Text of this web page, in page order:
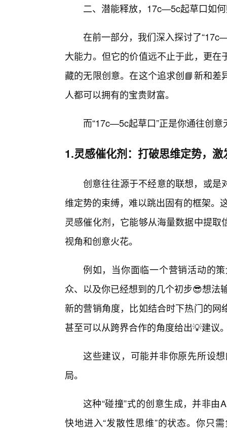
二、潜能释放，17c—5c起草口如
在前一部分，我们深入探讨了
大能力。但它的价值远不止于此，更
藏的无限创意。在这个追求创📘新和
人都可以拥有的宝贵财富。
而“17c—5c起草口”正是你通往创
1.灵感催化剂：打破思维定势，激
创意往往源于不经意的联想，或是
维定势的束缚，难以跳出固有的框架。
灵感催化剂，它能够从海量数据中提
视角和创意火花。
例如，当你面临一个营销活动的
众、以及你已经想到的几个初步😎想法
新的营销角度，比如结合时下热门的
甚至可以从跨界合作的角度给出💡建议
这些建议，可能并非你原先所设
局。
这种“碰撞”式的创意生成，并非
快地进入“发散性思维”的状态。你只